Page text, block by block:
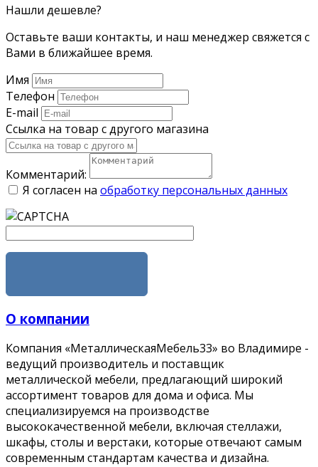
Нашли дешевле?
Оставьте ваши контакты, и наш менеджер свяжется с
Вами в ближайшее время.
Имя
Телефон
E-mail
Ссылка на товар с другого магазина
Комментарий:
Я согласен на обработку персональных данных
О компании
Компания «МеталлическаяМебель33» во Владимире -
ведущий производитель и поставщик
металлической мебели, предлагающий широкий
ассортимент товаров для дома и офиса. Мы
специализируемся на производстве
высококачественной мебели, включая стеллажи,
шкафы, столы и верстаки, которые отвечают самым
современным стандартам качества и дизайна.